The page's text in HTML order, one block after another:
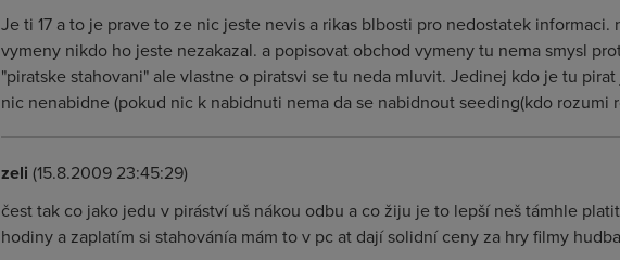
Je ti 17 a to je prave to ze nic jeste nevis a rikas blbosti pro nedostatek
vymeny nikdo ho jeste nezakazal. a popisovat obchod vymeny tu nema smysl
"piratske stahovani" ale vlastne o piratsvi se tu neda mluvit. Jedinej kdo je tu
nic nenabidne (pokud nic k nabidnuti nema da se nabidnout seeding(kdo rozumi
zeli (15.8.2009 23:45:29)
čest tak co jako jedu v piráství uš nákou odbu a co žiju je to lepší neš támhle
hodiny a zaplatím si stahovánía mám to v pc at dají solidní ceny za hry filmy hudba